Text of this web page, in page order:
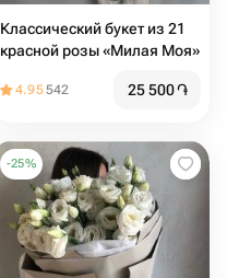
Классический букет из 21
красной розы «Милая Моя»
4.95542 25 500֏
-25%